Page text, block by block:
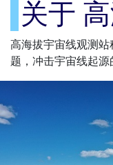
关于
高海拔宇宙线观测
题，冲击宇宙线起源